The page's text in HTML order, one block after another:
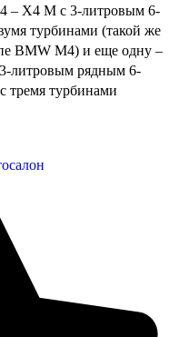
– X4 M с 3-литровым 6-
турбинами (такой же
BMW M4) и еще одну –
литровым рядным 6-
тремя турбинами